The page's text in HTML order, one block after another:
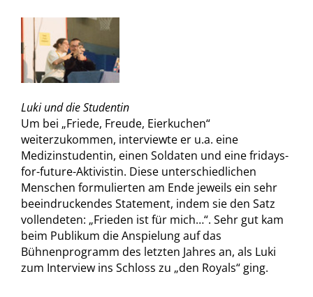
Luki und die Studentin
Um bei „Friede, Freude, Eierkuchen“
weiterzukommen, interviewte er u.a. eine
Medizinstudentin, einen Soldaten und eine fridays-
for-future-Aktivistin. Diese unterschiedlichen
Menschen formulierten am Ende jeweils ein sehr
beeindruckendes Statement, indem sie den Satz
vollendeten: „Frieden ist für mich…“. Sehr gut kam
beim Publikum die Anspielung auf das
Bühnenprogramm des letzten Jahres an, als Luki
zum Interview ins Schloss zu „den Royals“ ging.